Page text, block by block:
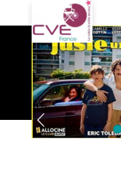
contenu
principal